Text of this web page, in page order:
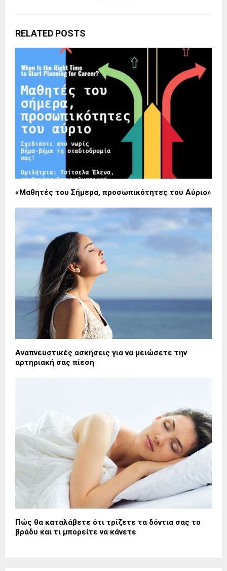
RELATED POSTS
«Μαθητές του Σήμερα, προσωπικότητες του Αύριο»
Αναπνευστικές ασκήσεις για να μειώσετε την
αρτηριακή σας πίεση
Πώς θα καταλάβετε ότι τρίζετε τα δόντια σας το
βράδυ και τι μπορείτε να κάνετε